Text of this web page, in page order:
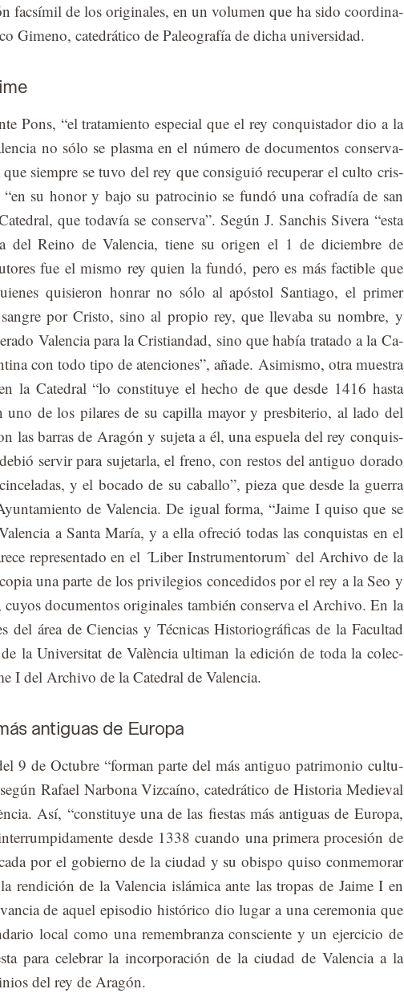
fac­sí­mil de los ori­gi­na­les, en un vo­lu­men que ha sido coor­di­na­
Gi­meno, ca­te­drá­ti­co de Pa­leo­gra­fía de di­cha uni­ver­si­dad.
Pons, “el tra­ta­mien­to es­pe­cial que el rey con­quis­ta­dor dio a la
no sólo se plas­ma en el nú­me­ro de do­cu­men­tos con­ser­va­
siem­pre se tuvo del rey que con­si­guió re­cu­pe­rar el cul­to cris­
su ho­nor y bajo su pa­tro­ci­nio se fun­dó una co­fra­día de san
que to­da­vía se con­ser­va”. Se­gún J. San­chis Si­ve­ra “esta
del Reino de Va­len­cia, tie­ne su ori­gen el 1 de di­ciem­bre de
fue el mis­mo rey quien la fun­dó, pero es más fac­ti­ble que
qui­sie­ron hon­rar no sólo al após­tol San­tia­go, el pri­mer
por Cris­to, sino al pro­pio rey, que lle­va­ba su nom­bre, y
Va­len­cia para la Cris­tian­dad, sino que ha­bía tra­ta­do a la Ca­
con todo tipo de aten­cio­nes”, aña­de. Asi­mis­mo, otra mues­tra
la Ca­te­dral “lo cons­ti­tu­ye el he­cho de que des­de 1416 has­ta
uno de los pi­la­res de su ca­pi­lla ma­yor y pres­bi­te­rio, al lado del
las ba­rras de Ara­gón y su­je­ta a él, una es­pue­la del rey con­quis­
ser­vir para su­je­tar­la, el freno, con res­tos del an­ti­guo do­ra­do
y el bo­ca­do de su ca­ba­llo”, pie­za que des­de la gue­rra
de Va­len­cia. De igual for­ma, “Jai­me I qui­so que se
a San­ta Ma­ría, y a ella ofre­ció to­das las con­quis­tas en el
re­pre­sen­ta­do en el ´Li­ber Ins­tru­men­to­rum` del Ar­chi­vo de la
una par­te de los pri­vi­le­gios con­ce­di­dos por el rey a la Seo y
cu­yos do­cu­men­tos ori­gi­na­les tam­bién con­ser­va el Ar­chi­vo. En la
del área de Cien­cias y Téc­ni­cas His­to­rio­grá­fi­cas de la Fa­cul­tad
la Uni­ver­si­tat de Va­lèn­cia ul­ti­man la edi­ción de toda la co­lec­
I del Ar­chi­vo de la Ca­te­dral de Va­len­cia.
antiguas de Europa
9 de Oc­tu­bre “for­man par­te del más an­ti­guo pa­tri­mo­nio cul­tu­
Ra­fael Nar­bo­na Viz­caíno, ca­te­drá­ti­co de His­to­ria Me­die­val
Así, “cons­ti­tu­ye una de las fies­tas más an­ti­guas de Eu­ro­pa,
des­de 1338 cuan­do una pri­me­ra pro­ce­sión de
por el go­bierno de la ciu­dad y su obis­po qui­so con­me­mo­rar
ren­di­ción de la Va­len­cia is­lá­mi­ca ante las tro­pas de Jai­me I en
de aquel epi­so­dio his­tó­ri­co dio lu­gar a una ce­re­mo­nia que
lo­cal como una re­mem­bran­za cons­cien­te y un ejer­ci­cio de
para ce­le­brar la in­cor­po­ra­ción de la ciu­dad de Va­len­cia a la
del rey de Ara­gón.